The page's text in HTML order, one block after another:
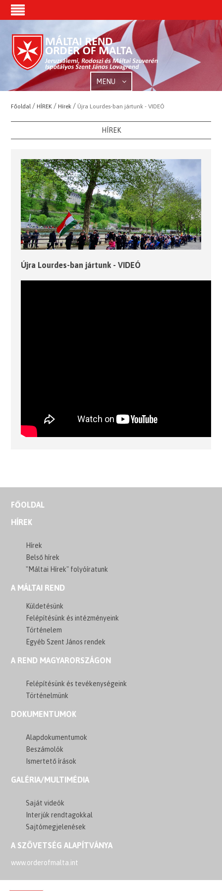
MENU
Főoldal /HÍREK /Hírek / Újra Lourdes-ban jártunk - VIDEÓ
HÍREK
Újra Lourdes-ban jártunk - VIDEÓ
FŐOLDAL
HÍREK
Hírek
Belső hírek
"Máltai Hírek" folyóíratunk
A MÁLTAI REND
Küldetésünk
Felépítésünk és intézményeink
Történelem
Egyéb Szent János rendek
A REND MAGYARORSZÁGON
Felépítésünk és tevékenységeink
Történelmünk
DOKUMENTUMOK
Alapdokumentumok
Beszámolók
Ismertető írások
GALÉRIA/MULTIMÉDIA
Saját videók
Interjúk rendtagokkal
Sajtómegjelenések
A SZÖVETSÉG ALAPÍTVÁNYA
www.orderofmalta.int